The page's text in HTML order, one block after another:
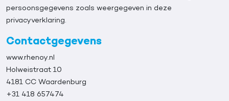
persoonsgegevens zoals weergegeven in deze
privacyverklaring.
Contactgegevens
www.rhenoy.nl
Holweistraat 10
4181 CC Waardenburg
+31 418 657474